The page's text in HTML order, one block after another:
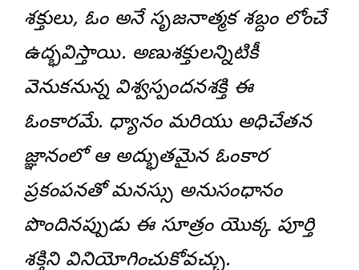
శక్తులు, ఓం అనే సృజనాత్మక శబ్దం లోంచే
ఉద్భవిస్తాయి. అణుశక్తులన్నిటికీ
వెనుకనున్న విశ్వస్పందనశక్తి ఈ
ఓంకారమే. ధ్యానం మరియు అధిచేతన
జ్ఞానంలో ఆ అద్భుతమైన ఓంకార
ప్రకంపనతో మనస్సు అనుసంధానం
పొందినప్పుడు ఈ సూత్రం యొక్క పూర్తి
శక్తిని వినియోగించుకోవచ్చు.